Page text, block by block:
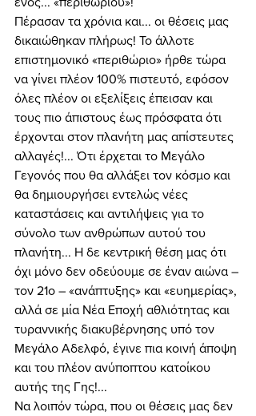
Πέρασαν τα χρόνια και... οι θέσεις μας
δικαιώθηκαν πλήρως! Το άλλοτε
επιστημονικό «περιθώριο» ήρθε τώρα
να γίνει πλέον 100% πιστευτό, εφόσον
όλες πλέον οι εξελίξεις έπεισαν και
τους πιο άπιστους έως πρόσφατα ότι
έρχονται στον πλανήτη μας απίστευτες
αλλαγές!... Ότι έρχεται το Μεγάλο
Γεγονός που θα αλλάξει τον κόσμο και
θα δημιουργήσει εντελώς νέες
καταστάσεις και αντιλήψεις για το
σύνολο των ανθρώπων αυτού του
πλανήτη... Η δε κεντρική θέση μας ότι
όχι μόνο δεν οδεύουμε σε έναν αιώνα –
τον 21ο – «ανάπτυξης» και «ευημερίας»,
αλλά σε μία Νέα Εποχή αθλιότητας και
τυραννικής διακυβέρνησης υπό τον
Μεγάλο Αδελφό, έγινε πια κοινή άποψη
και του πλέον ανύποπτου κατοίκου
αυτής της Γης!...
Να λοιπόν τώρα, που οι θέσεις μας δεν